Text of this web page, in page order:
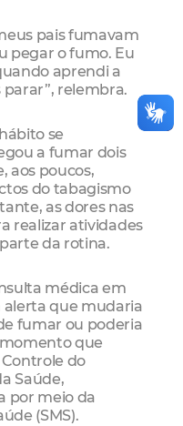
pais fumavam
pegar o fumo. Eu
aprendi a
relembra.
se
a fumar dois
aos poucos,
do tabagismo
as dores nas
realizar atividades
da rotina.
médica em
alerta que mudaria
fumar ou poderia
que
do
Saúde,
por meio da
(SMS).